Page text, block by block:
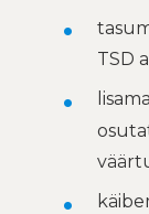
TSD